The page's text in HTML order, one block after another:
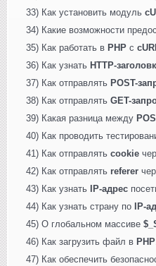
33) Как установить модуль
34) Какие возможности
35) Как работать в PHP с
36) Как узнать HTTP-
37) Как отправлять POST-
38) Как отправлять GET-
39) Какая разница между
40) Как проводить
41) Как отправлять cookie
42) Как отправлять referer
43) Как узнать
IP-адрес
44) Как узнать страну по
IP-
45) О глобальном массиве
46) Как загрузить файл в PHP
47) Как обеспечить